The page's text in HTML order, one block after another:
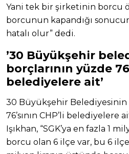
Yani tek bir şirketinin borcu
borcunun kapandığı
hatalı olur” dedi.
’30 Büyükşehir
borçlarının yüzde
belediyelere ait’
30 Büyükşehir Belediyesinin
76’sının CHP’li
Işıkhan, “SGK’ya en fazla 1
borcu olan 6 ilçe var, bu 6